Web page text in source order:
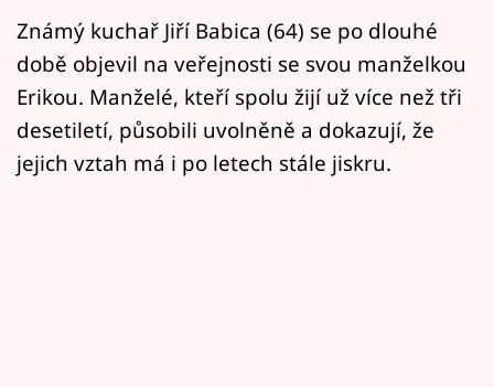
Sledujte nás
Známý kuchař Jiří Babica (64) se po dlouhé
době objevil na veřejnosti se svou manželkou
Erikou. Manželé, kteří spolu žijí už více než tři
desetiletí, působili uvolněně a dokazují, že
jejich vztah má i po letech stále jiskru.